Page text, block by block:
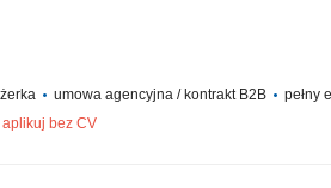
umowa agencyjna / kontrakt B2B pełny
aplikuj bez CV